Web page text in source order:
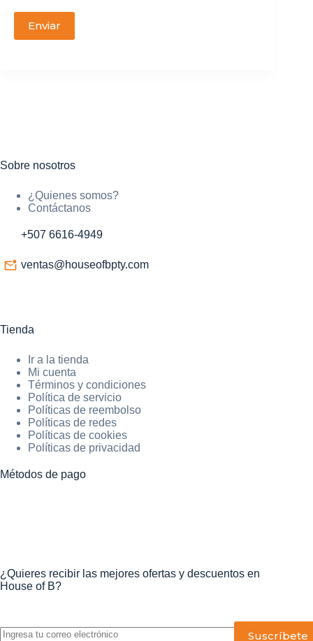
Enviar
Sobre nosotros
¿Quienes somos?
Contáctanos
+507 6616-4949
ventas@houseofbpty.com
Tienda
Ir a la tienda
Mi cuenta
Términos y condiciones
Política de servicio
Políticas de reembolso
Políticas de redes
Políticas de cookies
Políticas de privacidad
Métodos de pago
¿Quieres recibir las mejores ofertas y descuentos en
House of B?
P